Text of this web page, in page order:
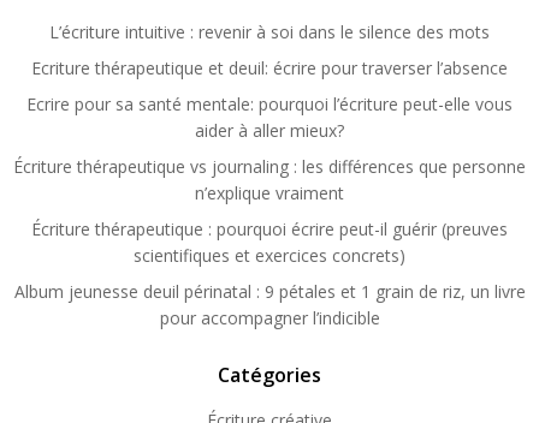
L’écriture intuitive : revenir à soi dans le silence des mots
Ecriture thérapeutique et deuil: écrire pour traverser l’absence
Ecrire pour sa santé mentale: pourquoi l’écriture peut-elle vous
aider à aller mieux?
Écriture thérapeutique vs journaling : les différences que personne
n’explique vraiment
Écriture thérapeutique : pourquoi écrire peut-il guérir (preuves
scientifiques et exercices concrets)
Album jeunesse deuil périnatal : 9 pétales et 1 grain de riz, un livre
pour accompagner l’indicible
Catégories